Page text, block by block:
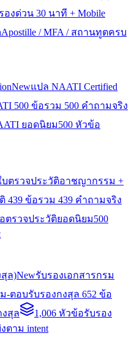
องด่วน 30 นาที + Mobile
Apostille / MFA / สถานทูตครบ
Newแปล NAATI Certified
500 ข้อรวม 500 คำถามจริง
ยอดนิยม500 หัวข้อ
ตรวจประวัติอาชญากรรม +
439 ข้อรวม 439 คำถามจริง
ตรวจประวัติยอดนิยม500
ล)Newรับรองเอกสารกรม
-ตอบรับรองกงสุล 652 ข้อ
งสุล
1,006 หัวข้อรับรอง
ตาม intent